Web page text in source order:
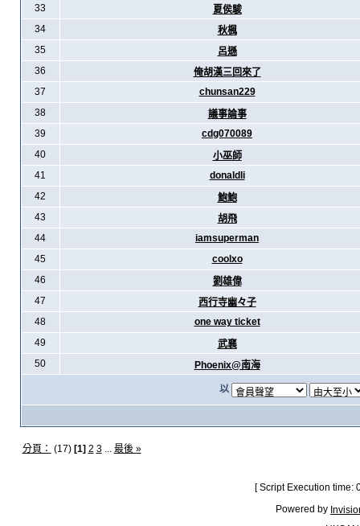
33
夏侯駿
34
秋楓
35
呂遜
36
俺胡漢三回來了
37
chunsan229
38
議事論事
39
cdg070089
40
小巫師
41
donaldli
42
鮑鮑
43
胡飛
44
iamsuperman
45
coolxo
46
劉雄偉
47
西行寺幽々子
48
one way ticket
49
武襄
50
Phoenix@南海
以
分頁： (17) [1] 2 3... 最後 »
[ Script Execution
Powered by